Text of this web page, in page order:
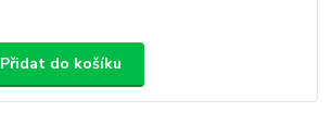
Přidat do košíku